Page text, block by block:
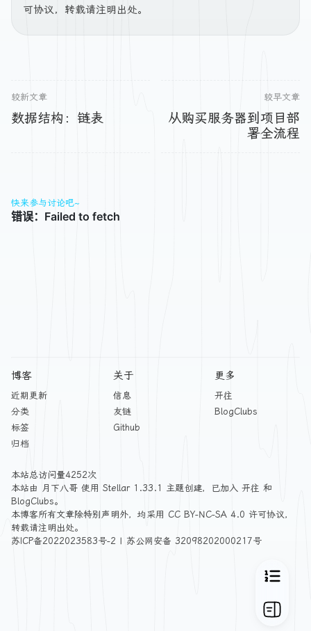
可协议，转载请注明出处。
较新文章
数据结构：链表
较早文章
从购买服务器到项目部
署全流程
快来参与讨论吧~
博客
近期更新
分类
标签
归档
关于
信息
友链
Github
更多
开往
BlogClubs
本站总访问量4252次
本站由 月下八哥 使用 Stellar 1.33.1 主题创建，已加入 开往 和
BlogClubs。
本博客所有文章除特别声明外，均采用 CC BY-NC-SA 4.0 许可协议，
转载请注明出处。
苏ICP备2022023583号-2 | 苏公网安备 32098202000217号